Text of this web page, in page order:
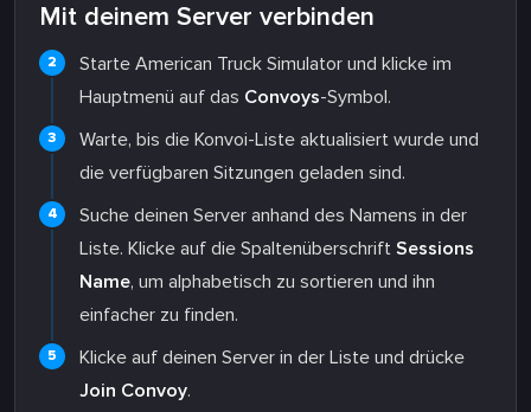
Mit deinem Server verbinden
Starte American Truck Simulator und klicke im
Hauptmenü auf das Convoys-Symbol.
Warte, bis die Konvoi-Liste aktualisiert wurde und
die verfügbaren Sitzungen geladen sind.
Suche deinen Server anhand des Namens in der
Liste. Klicke auf die Spaltenüberschrift Sessions
Name, um alphabetisch zu sortieren und ihn
einfacher zu finden.
Klicke auf deinen Server in der Liste und drücke
Join Convoy.